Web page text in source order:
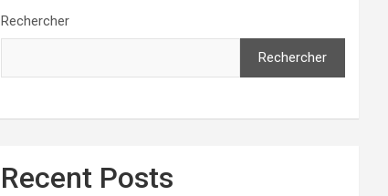
Rechercher
Rechercher
Recent Posts